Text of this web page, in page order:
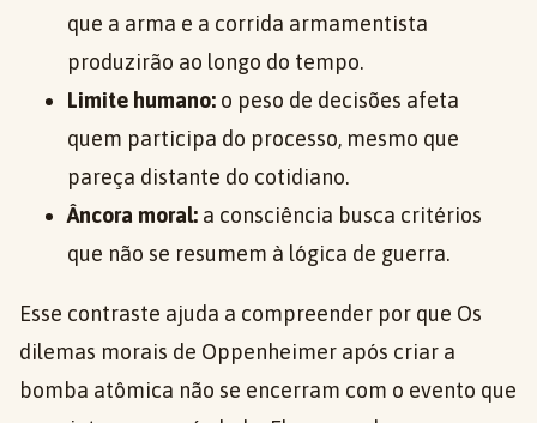
que a arma e a corrida armamentista
produzirão ao longo do tempo.
Limite humano: o peso de decisões afeta
quem participa do processo, mesmo que
pareça distante do cotidiano.
Âncora moral: a consciência busca critérios
que não se resumem à lógica de guerra.
Esse contraste ajuda a compreender por que Os
dilemas morais de Oppenheimer após criar a
bomba atômica não se encerram com o evento que